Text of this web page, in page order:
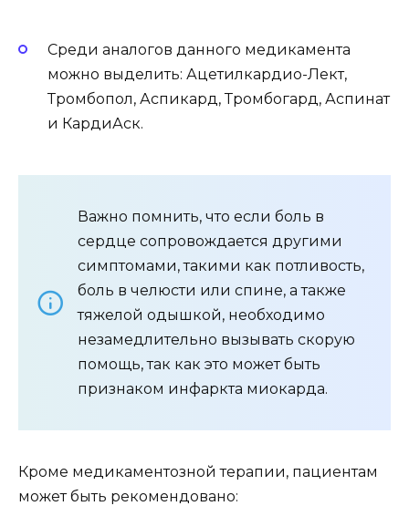
Среди аналогов данного медикамента
можно выделить: Ацетилкардио-Лект,
Тромбопол, Аспикард, Тромбогард, Аспинат
и КардиАск.
Важно помнить, что если боль в
сердце сопровождается другими
симптомами, такими как потливость,
боль в челюсти или спине, а также
тяжелой одышкой, необходимо
незамедлительно вызывать скорую
помощь, так как это может быть
признаком инфаркта миокарда.
Кроме медикаментозной терапии, пациентам
может быть рекомендовано: